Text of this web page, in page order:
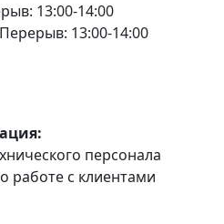
13:00-14:00
13:00-14:00
персонала
работе с клиентами